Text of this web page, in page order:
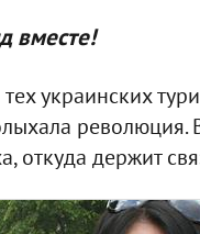
вместе!
украинских
держит